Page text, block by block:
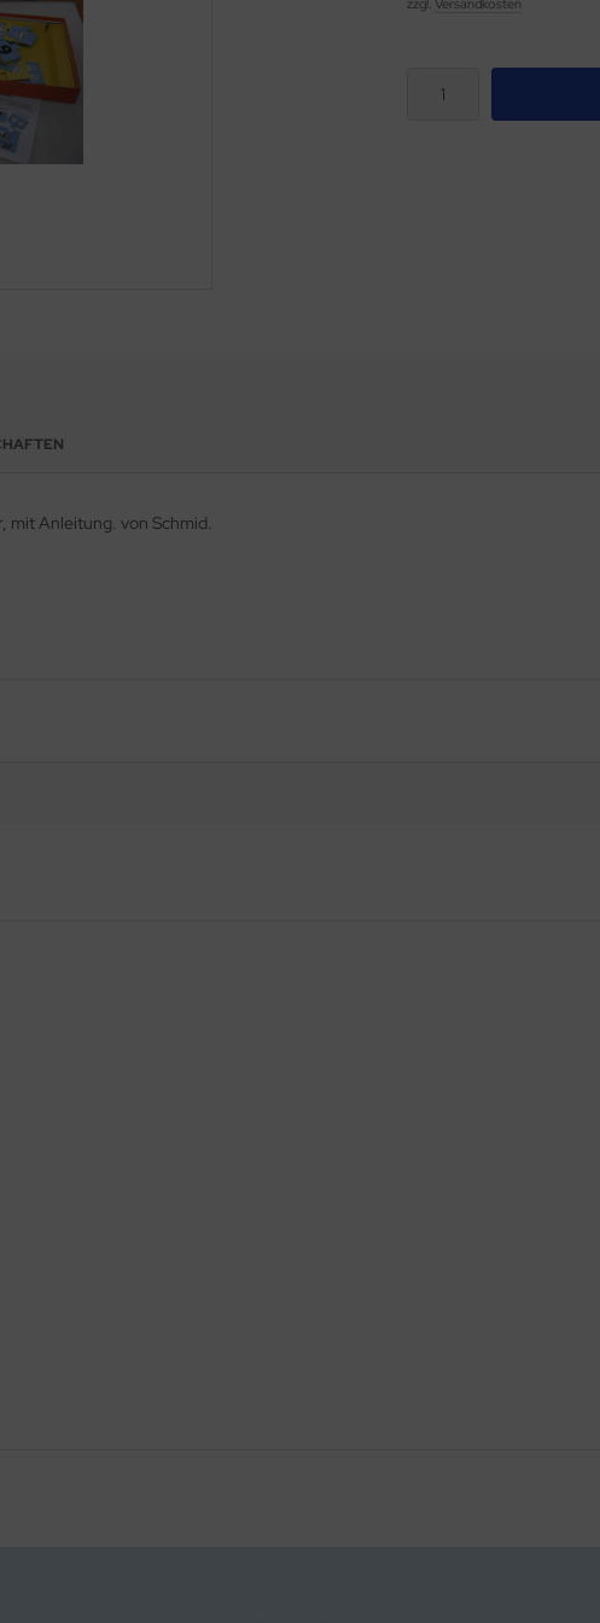
zzgl. Versandkosten
mit Anleitung. von Schmid.